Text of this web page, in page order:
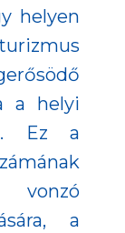
helyen
a helyi
Ez a
a